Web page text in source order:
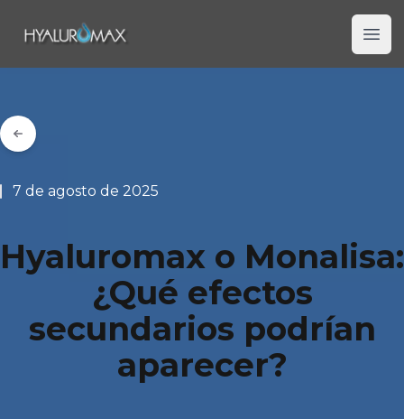
Hyaluromax
7 de agosto de 2025
Hyaluromax o Monalisa:
¿Qué efectos
secundarios podrían
aparecer?